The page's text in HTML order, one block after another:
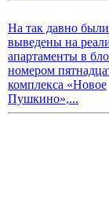
На так давно были
выведены на
апартаменты в
номером
комплекса «Новое
Пушкино»,...